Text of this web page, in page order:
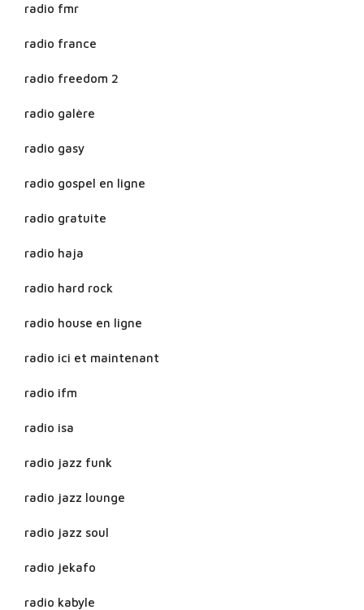
radio fmr
radio france
radio freedom 2
radio galère
radio gasy
radio gospel en ligne
radio gratuite
radio haja
radio hard rock
radio house en ligne
radio ici et maintenant
radio ifm
radio isa
radio jazz funk
radio jazz lounge
radio jazz soul
radio jekafo
radio kabyle